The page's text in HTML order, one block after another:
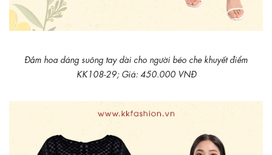
Đầm hoa dáng suông tay dài cho người béo che khuyết điểm
KK108-29; Giá: 450.000 VNĐ